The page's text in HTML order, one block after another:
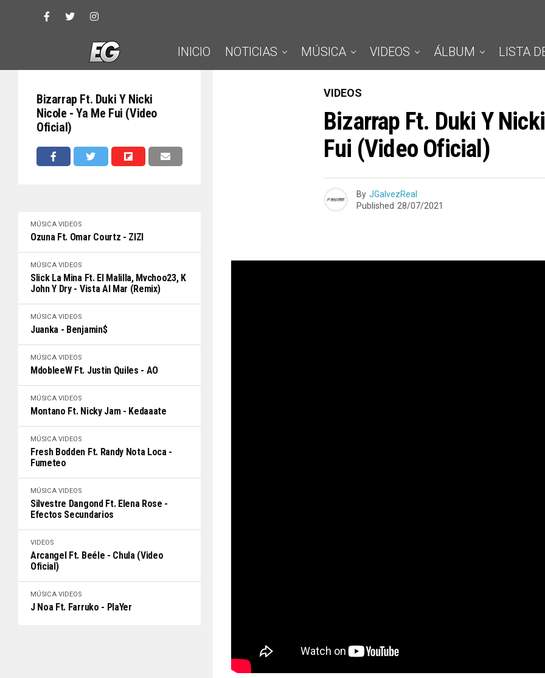
INICIO NOTICIAS MÚSICA VIDEOS ÁLBUM LISTA
Bizarrap Ft. Duki Y Nicki
Nicole - Ya Me Fui (Video
Oficial)
MÚSICA VIDEOS
Ozuna Ft. Omar Courtz - ZIZI
MÚSICA VIDEOS
Slick La Mina Ft. El Malilla, Mvchoo23, K
John Y Dry - Vista Al Mar (Remix)
MÚSICA VIDEOS
Juanka - Benjamin$
MÚSICA VIDEOS
MdobleeW Ft. Justin Quiles - AO
MÚSICA VIDEOS
Montano Ft. Nicky Jam - Kedaaate
MÚSICA VIDEOS
Fresh Bodden Ft. Randy Nota Loca -
Fumeteo
MÚSICA VIDEOS
Silvestre Dangond Ft. Elena Rose -
Efectos Secundarios
VIDEOS
Arcangel Ft. Beéle - Chula (Video
Oficial)
MÚSICA VIDEOS
J Noa Ft. Farruko - PlaYer
VIDEOS
Bizarrap Ft. Duki Y
Fui (Video Oficial)
By JGalvezReal
Published 28/07/2021